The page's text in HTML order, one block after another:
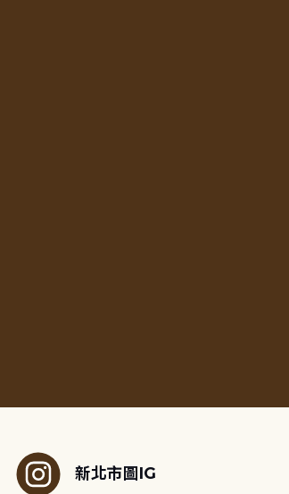
新北市圖IG